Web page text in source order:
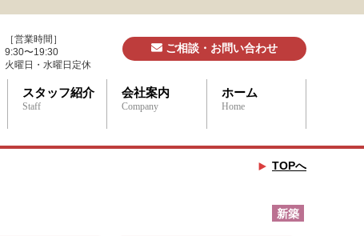
［営業時間］
9:30〜19:30
火曜日・水曜日定休
ご相談・お問い合わせ
スタッフ紹介
Staff
会社案内
Company
ホーム
Home
TOPへ
新築